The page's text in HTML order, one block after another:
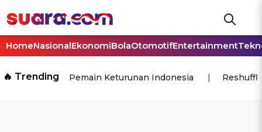
HomeNasionalEkonomiBolaOtomotifEntertainment
🔥 Trending Pemain Keturunan Indonesia